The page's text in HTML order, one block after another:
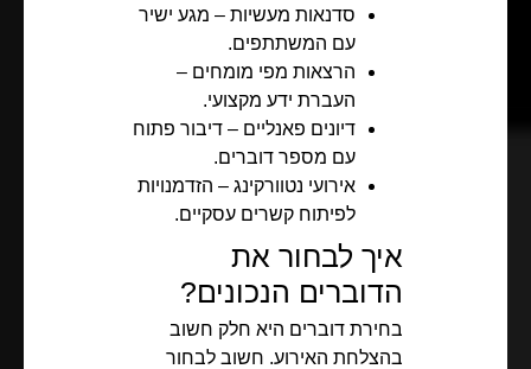
סדנאות מעשיות – מגע ישיר
עם המשתתפים.
הרצאות מפי מומחים –
העברת ידע מקצועי.
דיונים פאנליים – דיבור פתוח
עם מספר דוברים.
אירועי נטוורקינג – הזדמנויות
לפיתוח קשרים עסקיים.
איך לבחור את
הדוברים הנכונים?
בחירת דוברים היא חלק חשוב
בהצלחת האירוע. חשוב לבחור